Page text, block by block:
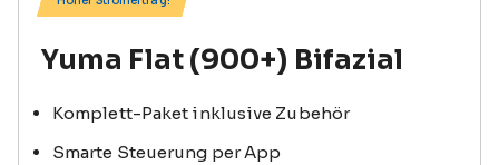
Yuma Flat (900+) Bifazial
Komplett-Paket inklusive Zubehör
Smarte Steuerung per App